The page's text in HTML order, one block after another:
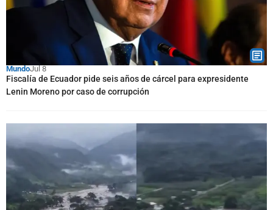
MundoJul 8
Fiscalía de Ecuador pide seis años de cárcel para expresidente
Lenin Moreno por caso de corrupción